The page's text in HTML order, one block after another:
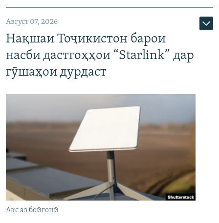
Август 07, 2026
Нақшаи Тоҷикистон барои
насби дастгоҳҳои “Starlink” дар
гӯшаҳои дурдаст
Акс аз бойгонӣ